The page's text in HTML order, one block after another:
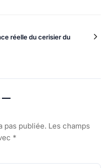
réelle du cerisier du
—
pas publiée. Les champs
*